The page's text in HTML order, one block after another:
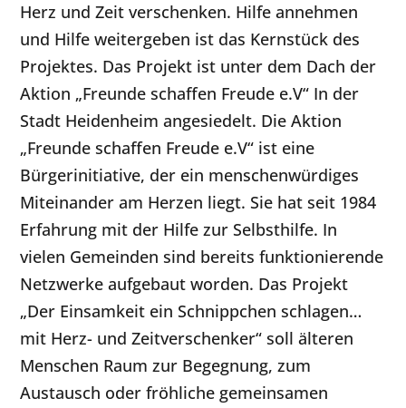
Herz und Zeit verschenken. Hilfe annehmen
und Hilfe weitergeben ist das Kernstück des
Projektes. Das Projekt ist unter dem Dach der
Aktion „Freunde schaffen Freude e.V“ In der
Stadt Heidenheim angesiedelt. Die Aktion
„Freunde schaffen Freude e.V“ ist eine
Bürgerinitiative, der ein menschenwürdiges
Miteinander am Herzen liegt. Sie hat seit 1984
Erfahrung mit der Hilfe zur Selbsthilfe. In
vielen Gemeinden sind bereits funktionierende
Netzwerke aufgebaut worden. Das Projekt
„Der Einsamkeit ein Schnippchen schlagen…
mit Herz- und Zeitverschenker“ soll älteren
Menschen Raum zur Begegnung, zum
Austausch oder fröhliche gemeinsamen